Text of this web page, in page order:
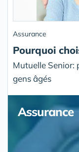
Assurance
Pourquoi
Mutuelle Senior:
gens âgés
Assurance